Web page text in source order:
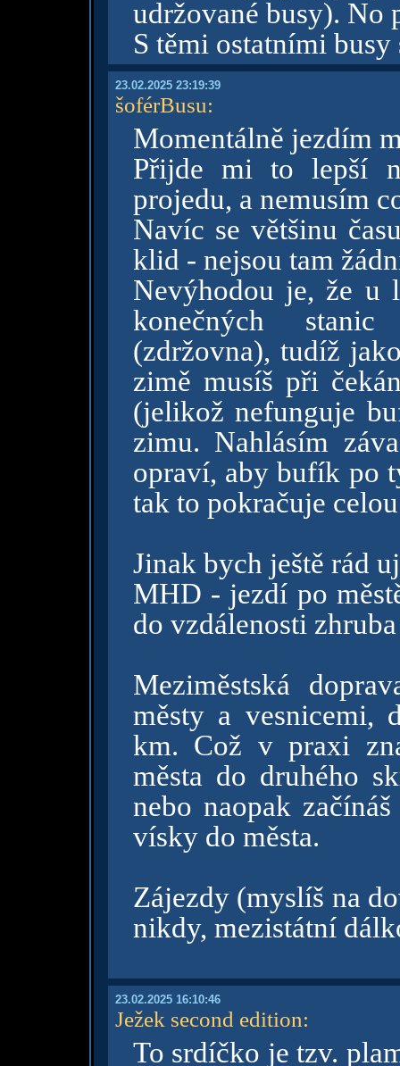
udržované busy). No
S těmi ostatními
23.02.2025 23:19:39
šoférBusu:
Momentálně jezdím
Přijde mi to lepší
projedu, a nemusím
Navíc se většinu
klid - nejsou tam
Nevýhodou je, že u
konečných
(zdržovna), tudíž
zimě musíš při
(jelikož nefunguje
zimu. Nahlásím
opraví, aby bufík po
tak to pokračuje
Jinak bych ještě rád
MHD - jezdí po
do vzdálenosti
Meziměstská
městy a vesnicemi,
km. Což v praxi
města do druhého
nebo naopak
vísky do města.
Zájezdy (myslíš na
nikdy, mezistátní
23.02.2025 16:10:46
Ježek second edition:
To srdíčko je tzv.